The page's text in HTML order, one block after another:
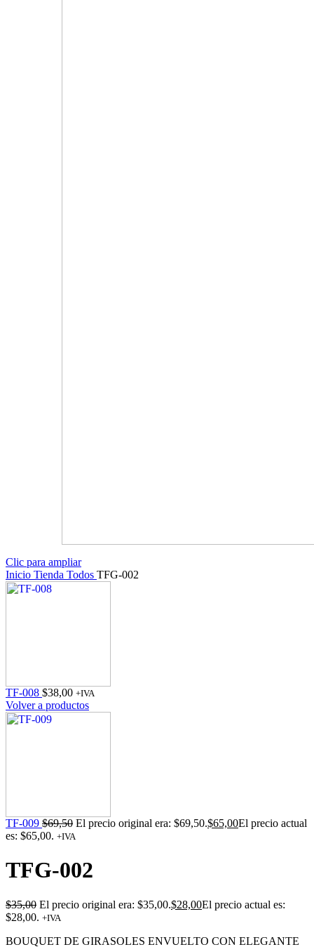
Clic para ampliar
Inicio Tienda Todos TFG-002
TF-008 $38,00 +IVA
Volver a productos
TF-009 $69,50 El precio original era: $69,50.$65,00El precio actual
es: $65,00. +IVA
TFG-002
$35,00 El precio original era: $35,00.$28,00El precio actual es:
$28,00. +IVA
BOUQUET DE GIRASOLES ENVUELTO CON ELEGANTE